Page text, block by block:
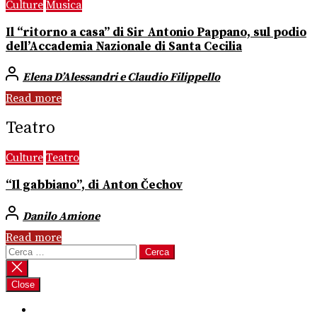
Culture Musica
Il “ritorno a casa” di Sir Antonio Pappano, sul podio
dell’Accademia Nazionale di Santa Cecilia
Elena D’Alessandri e Claudio Filippello
Read more
Teatro
Culture Teatro
“Il gabbiano”, di Anton Čechov
Danilo Amione
Read more
Ricerca
per:
Close